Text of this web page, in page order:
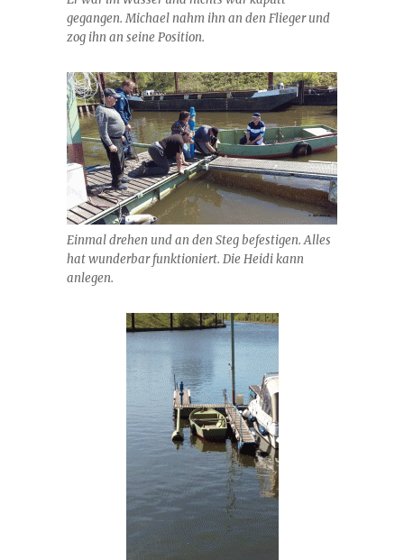
gegangen. Michael nahm ihn an den Flieger und
zog ihn an seine Position.
Einmal drehen und an den Steg befestigen. Alles
hat wunderbar funktioniert. Die Heidi kann
anlegen.